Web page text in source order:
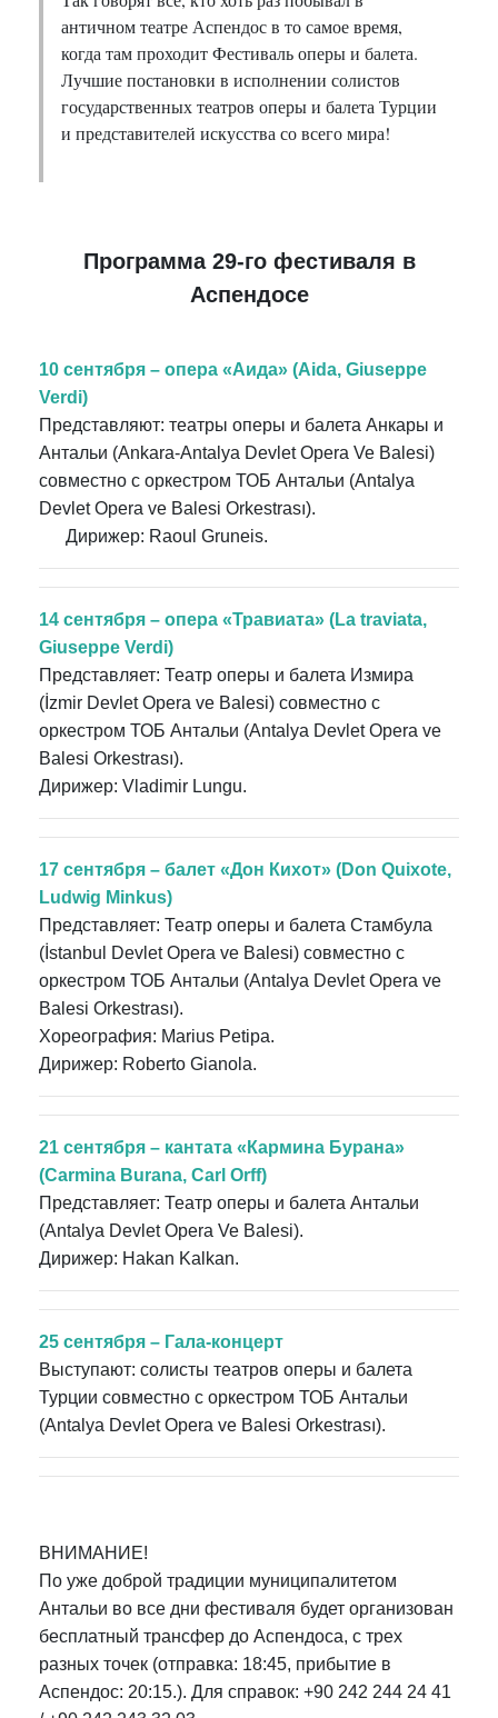
античном театре Аспендос в то самое время,
когда там проходит Фестиваль оперы и балета.
Лучшие постановки в исполнении солистов
государственных театров оперы и балета Турции
и представителей искусства со всего мира!
Программа 29-го фестиваля в
Аспендосе
10 сентября – опера «Аида» (Aida, Giuseppe
Verdi)
Представляют: театры оперы и балета Анкары и
Антальи (Ankara-Antalya Devlet Opera Ve Balesi)
совместно с оркестром ТОБ Антальи (Antalya
Devlet Opera ve Balesi Orkestrası).
Дирижер: Raoul Gruneis.
14 сентября – опера «Травиата» (La traviata,
Giuseppe Verdi)
Представляет: Театр оперы и балета Измира
(İzmir Devlet Opera ve Balesi) совместно с
оркестром ТОБ Антальи (Antalya Devlet Opera ve
Balesi Orkestrası).
Дирижер: Vladimir Lungu.
17 сентября – балет «Дон Кихот» (Don Quixote,
Ludwig Minkus)
Представляет: Театр оперы и балета Стамбула
(İstanbul Devlet Opera ve Balesi) совместно с
оркестром ТОБ Антальи (Antalya Devlet Opera ve
Balesi Orkestrası).
Хореография: Marius Petipa.
Дирижер: Roberto Gianola.
21 сентября – кантата «Кармина Бурана»
(Carmina Burana, Carl Orff)
Представляет: Театр оперы и балета Антальи
(Antalya Devlet Opera Ve Balesi).
Дирижер: Hakan Kalkan.
25 сентября – Гала-концерт
Выступают: солисты театров оперы и балета
Турции совместно с оркестром ТОБ Антальи
(Antalya Devlet Opera ve Balesi Orkestrası).
ВНИМАНИЕ!
По уже доброй традиции муниципалитетом
Антальи во все дни фестиваля будет организован
бесплатный трансфер до Аспендоса, с трех
разных точек (отправка: 18:45, прибытие в
Аспендос: 20:15.). Для справок: +90 242 244 24 41